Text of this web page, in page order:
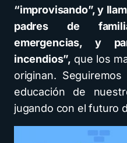
“improvisando”, y
padres de
emergencias, y
incendios”, que los
originan.
educación de
jugando con el futuro